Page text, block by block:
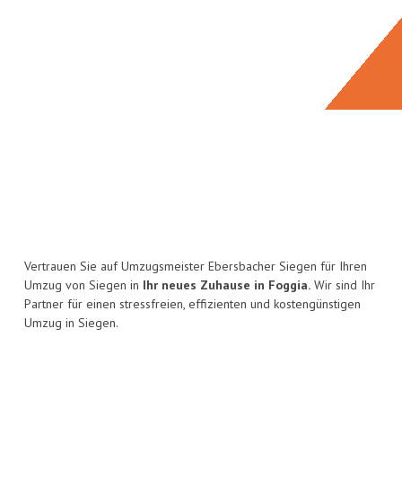
Vertrauen Sie auf Umzugsmeister Ebersbacher Siegen für Ihren
Umzug von Siegen in Ihr neues Zuhause in Foggia. Wir sind Ihr
Partner für einen stressfreien, effizienten und kostengünstigen
Umzug in Siegen.